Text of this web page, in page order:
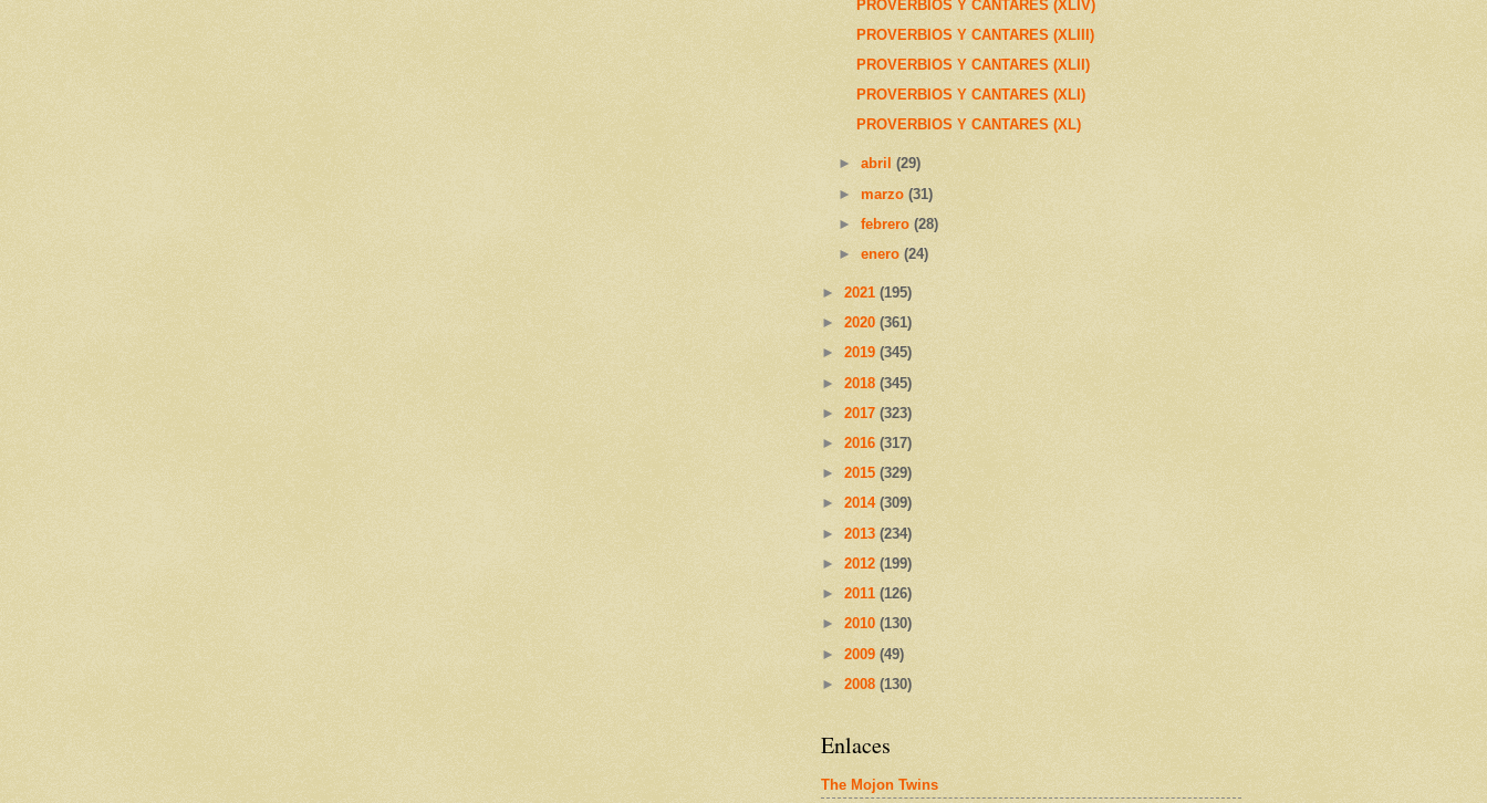
PROVERBIOS Y CANTARES (XLIV)
PROVERBIOS Y CANTARES (XLIII)
PROVERBIOS Y CANTARES (XLII)
PROVERBIOS Y CANTARES (XLI)
PROVERBIOS Y CANTARES (XL)
►abril(29)
►marzo(31)
►febrero(28)
►enero(24)
► 2021 (195)
► 2020 (361)
► 2019 (345)
► 2018 (345)
► 2017 (323)
► 2016 (317)
► 2015 (329)
► 2014 (309)
► 2013 (234)
► 2012 (199)
► 2011 (126)
► 2010 (130)
► 2009 (49)
► 2008 (130)
Enlaces
The Mojon Twins